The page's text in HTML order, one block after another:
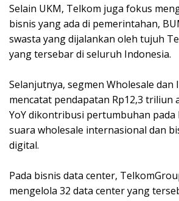
Selain UKM, Telkom juga fokus
bisnis yang ada di pemerintahan,
swasta yang dijalankan oleh tujuh
yang tersebar di seluruh Indonesia.
Selanjutnya, segmen Wholesale
mencatat pendapatan Rp12,3 triliun
YoY dikontribusi pertumbuhan pada
suara wholesale internasional dan
digital.
Pada bisnis data center,
mengelola 32 data center yang